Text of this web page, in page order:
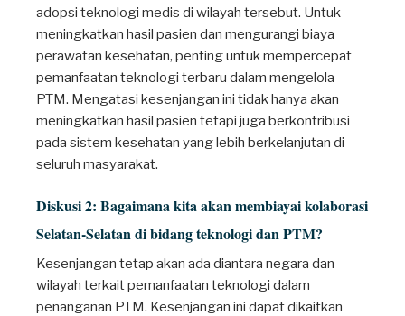
adopsi teknologi medis di wilayah tersebut. Untuk
meningkatkan hasil pasien dan mengurangi biaya
perawatan kesehatan, penting untuk mempercepat
pemanfaatan teknologi terbaru dalam mengelola
PTM. Mengatasi kesenjangan ini tidak hanya akan
meningkatkan hasil pasien tetapi juga berkontribusi
pada sistem kesehatan yang lebih berkelanjutan di
seluruh masyarakat.
Diskusi 2: Bagaimana kita akan membiayai kolaborasi
Selatan-Selatan di bidang teknologi dan PTM?
Kesenjangan tetap akan ada diantara negara dan
wilayah terkait pemanfaatan teknologi dalam
penanganan PTM. Kesenjangan ini dapat dikaitkan